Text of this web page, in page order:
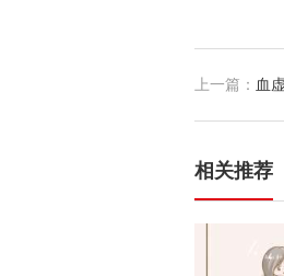
上一篇： 血
相关推荐